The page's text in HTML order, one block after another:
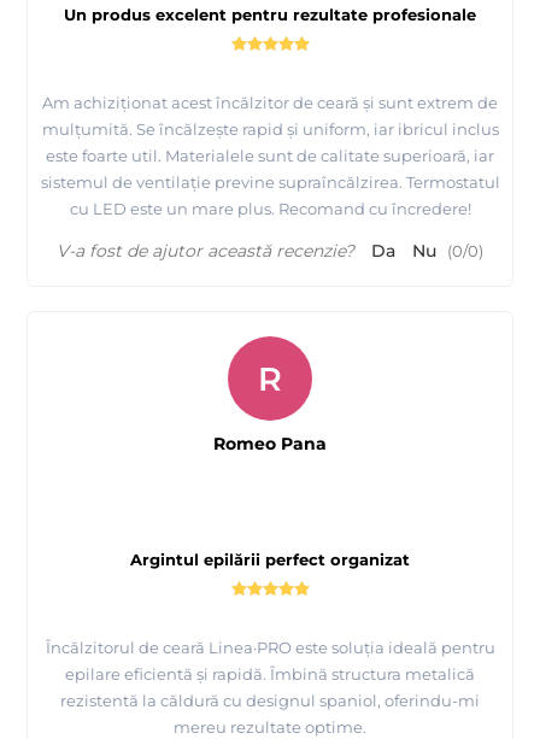
Un produs excelent pentru rezultate profesionale
Am achiziționat acest încălzitor de ceară și sunt extrem de
mulțumită. Se încălzește rapid și uniform, iar ibricul inclus
este foarte util. Materialele sunt de calitate superioară, iar
sistemul de ventilație previne supraîncălzirea. Termostatul
cu LED este un mare plus. Recomand cu încredere!
V-a fost de ajutor această recenzie? Da Nu (0/0)
Argintul epilării perfect organizat
Încălzitorul de ceară Linea·PRO este soluția ideală pentru
epilare eficientă și rapidă. Îmbină structura metalică
rezistentă la căldură cu designul spaniol, oferindu-mi
mereu rezultate optime.
R
Romeo Pana